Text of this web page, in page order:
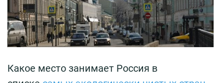
Какое место занимает Россия в